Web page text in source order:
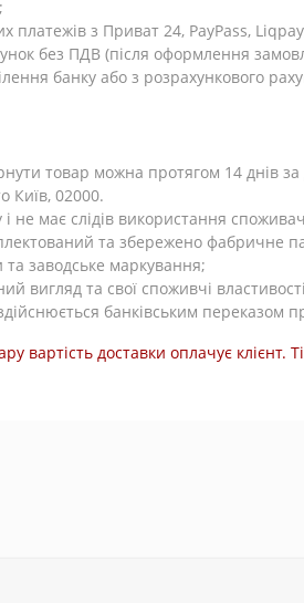
платежів з Приват 24, PayPass,
без ПДВ (після оформлення
банку або з розрахункового
товар можна протягом 14 днів за
Київ, 02000.
не має слідів використання
та збережено фабричне
заводське маркування;
вигляд та свої споживчі
банківським переказом
вартість доставки оплачує